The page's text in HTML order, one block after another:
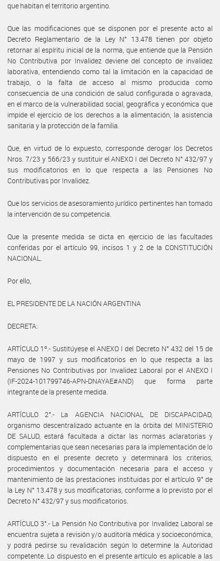
que habitan el territorio argentino.
Que las modificaciones que se disponen por el presente acto al
Decreto Reglamentario de la Ley N° 13.478 tienen por objeto
retornar al espíritu inicial de la norma, que entiende que la Pensión
No Contributiva por Invalidez deviene del concepto de invalidez
laborativa, entendiendo como tal la limitación en la capacidad de
trabajo, o la falta de acceso al mismo producida como
consecuencia de una condición de salud configurada o agravada,
en el marco de la vulnerabilidad social, geográfica y económica que
impide el ejercicio de los derechos a la alimentación, la asistencia
sanitaria y la protección de la familia.
Que, en virtud de lo expuesto, corresponde derogar los Decretos
Nros. 7/23 y 566/23 y sustituir el ANEXO I del Decreto N° 432/97 y
sus modificatorios en lo que respecta a las Pensiones No
Contributivas por Invalidez.
Que los servicios de asesoramiento jurídico pertinentes han tomado
la intervención de su competencia.
Que la presente medida se dicta en ejercicio de las facultades
conferidas por el artículo 99, incisos 1 y 2 de la CONSTITUCIÓN
NACIONAL.
Por ello,
EL PRESIDENTE DE LA NACIÓN ARGENTINA
DECRETA:
ARTÍCULO 1º.- Sustitúyese el ANEXO I del Decreto N° 432 del 15 de
mayo de 1997 y sus modificatorios en lo que respecta a las
Pensiones No Contributivas por Invalidez Laboral por el ANEXO I
(IF-2024-101799746-APN-DNAYAE#AND) que forma parte
integrante de la presente medida.
ARTÍCULO 2°.- La AGENCIA NACIONAL DE DISCAPACIDAD,
organismo descentralizado actuante en la órbita del MINISTERIO
DE SALUD, estará facultada a dictar las normas aclaratorias y
complementarias que sean necesarias para la implementación de lo
dispuesto en el presente decreto y determinará los criterios,
procedimientos y documentación necesaria para el acceso y
mantenimiento de las prestaciones instituidas por el artículo 9° de
la Ley N° 13.478 y sus modificatorias, conforme a lo previsto por el
Decreto N° 432/97 y sus modificatorios.
ARTÍCULO 3°.- La Pensión No Contributiva por Invalidez Laboral se
encuentra sujeta a revisión y/o auditoría médica y socioeconómica,
y podrá pedirse su revalidación según lo determine la Autoridad
competente. Lo dispuesto en el presente artículo es aplicable a las